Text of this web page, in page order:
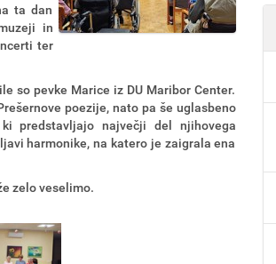
ta dan
in
ter
so pevke Marice iz DU Maribor Center.
poezije, nato pa še uglasbeno
predstavljajo največji del njihovega
harmonike, na katero je zaigrala ena
zelo veselimo.